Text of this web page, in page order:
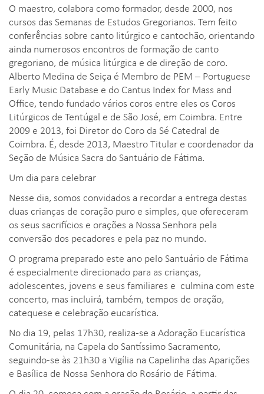
O maestro, colabora como formador, desde 2000, nos
cursos das Semanas de Estudos Gregorianos. Tem feito
conferê̂ncias sobre canto litúrgico e cantochão, orientando
ainda numerosos encontros de formação de canto
gregoriano, de música litúrgica e de direção de coro.
Alberto Medina de Seiça é Membro de PEM – Portuguese
Early Music Database e do Cantus Index for Mass and
Office, tendo fundado vários coros entre eles os Coros
Litúrgicos de Tentúgal e de São José, em Coimbra. Entre
2009 e 2013, foi Diretor do Coro da Sé Catedral de
Coimbra. É, desde 2013, Maestro Titular e coordenador da
Seção de Música Sacra do Santuário de Fátima.
Um dia para celebrar
Nesse dia, somos convidados a recordar a entrega destas
duas crianças de coração puro e simples, que ofereceram
os seus sacrifícios e orações a Nossa Senhora pela
conversão dos pecadores e pela paz no mundo.
O programa preparado este ano pelo Santuário de Fátima
é especialmente direcionado para as crianças,
adolescentes, jovens e seus familiares e culmina com este
concerto, mas incluirá, também, tempos de oração,
catequese e celebração eucarística.
No dia 19, pelas 17h30, realiza-se a Adoração Eucarística
Comunitária, na Capela do Santíssimo Sacramento,
seguindo-se às 21h30 a Vigília na Capelinha das Aparições
e Basílica de Nossa Senhora do Rosário de Fátima.